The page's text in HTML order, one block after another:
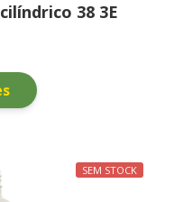
38 3E
SEM STOCK